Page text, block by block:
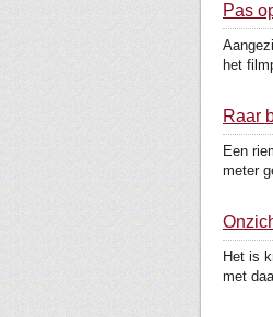
Pas
het
Raar
Een
meter
Het is
met